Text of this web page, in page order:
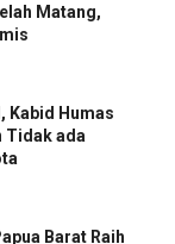
Matang,
Kabid Humas
Tidak ada
Barat Raih